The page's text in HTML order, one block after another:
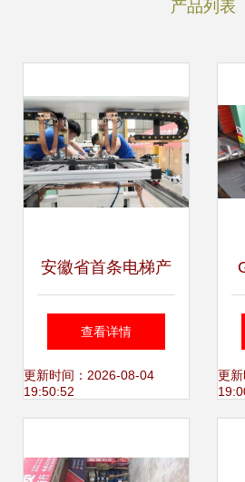
产品列表
安徽省首条电梯产
线驶向海外 马鞍山
制造的全球化跃升
查看详情
更新时间：2026-08-04
19:50:52
更